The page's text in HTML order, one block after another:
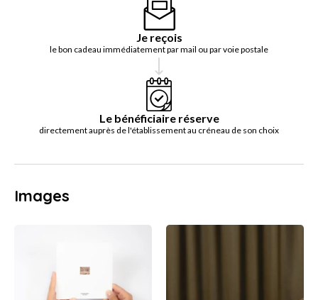
Je reçois
le bon cadeau immédiatement par mail ou par voie postale
Le bénéficiaire réserve
directement auprès de l'établissement au créneau de son choix
Images